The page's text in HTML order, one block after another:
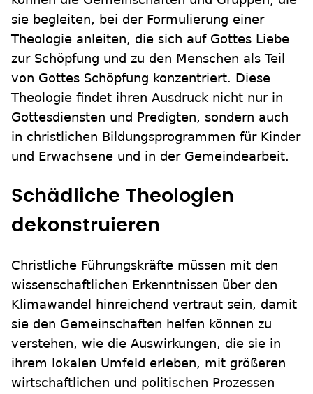
sie begleiten, bei der Formulierung einer
Theologie anleiten, die sich auf Gottes Liebe
zur Schöpfung und zu den Menschen als Teil
von Gottes Schöpfung konzentriert. Diese
Theologie findet ihren Ausdruck nicht nur in
Gottesdiensten und Predigten, sondern auch
in christlichen Bildungsprogrammen für Kinder
und Erwachsene und in der Gemeindearbeit.
Schädliche Theologien
dekonstruieren
Christliche Führungskräfte müssen mit den
wissenschaftlichen Erkenntnissen über den
Klimawandel hinreichend vertraut sein, damit
sie den Gemeinschaften helfen können zu
verstehen, wie die Auswirkungen, die sie in
ihrem lokalen Umfeld erleben, mit größeren
wirtschaftlichen und politischen Prozessen